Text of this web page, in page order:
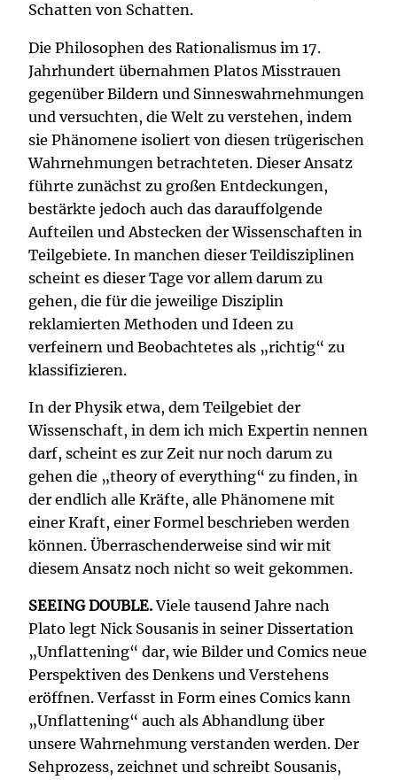
Schatten von Schatten.
Die Philosophen des Rationalismus im 17.
Jahrhundert übernahmen Platos Misstrauen
gegenüber Bildern und Sinneswahrnehmungen
und versuchten, die Welt zu verstehen, indem
sie Phänomene isoliert von diesen trügerischen
Wahrnehmungen betrachteten. Dieser Ansatz
führte zunächst zu großen Entdeckungen,
bestärkte jedoch auch das darauffolgende
Aufteilen und Abstecken der Wissenschaften in
Teilgebiete. In manchen dieser Teildisziplinen
scheint es dieser Tage vor allem darum zu
gehen, die für die jeweilige Disziplin
reklamierten Methoden und Ideen zu
verfeinern und Beobachtetes als „richtig“ zu
klassifizieren.
In der Physik etwa, dem Teilgebiet der
Wissenschaft, in dem ich mich Expertin nennen
darf, scheint es zur Zeit nur noch darum zu
gehen die „theory of everything“ zu finden, in
der endlich alle Kräfte, alle Phänomene mit
einer Kraft, einer Formel beschrieben werden
können. Überraschenderweise sind wir mit
diesem Ansatz noch nicht so weit gekommen.
SEEING DOUBLE.Viele tausend Jahre nach
Plato legt Nick Sousanis in seiner Dissertation
„Unflattening“ dar, wie Bilder und Comics neue
Perspektiven des Denkens und Verstehens
eröffnen. Verfasst in Form eines Comics kann
„Unflattening“ auch als Abhandlung über
unsere Wahrnehmung verstanden werden. Der
Sehprozess, zeichnet und schreibt Sousanis,